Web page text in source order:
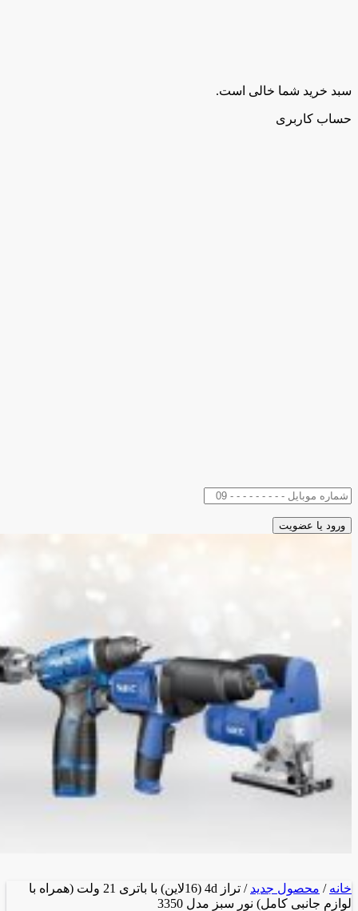
سبد خرید شما خالی است.
حساب کاربری
خانه / محصول جدید
/ تراز 4d (16لاین) با باتری 21 ولت (همراه با
لوازم جانبی کامل) نور سبز مدل 3350